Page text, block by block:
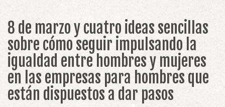
8 de marzo y cuatro ideas sencillas
sobre cómo seguir impulsando la
igualdad entre hombres y mujeres
en las empresas para hombres que
están dispuestos a dar pasos